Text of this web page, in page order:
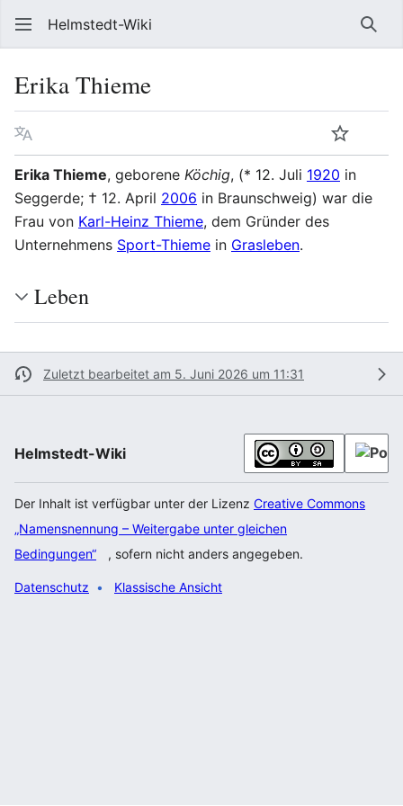
Helmstedt-Wiki
Erika Thieme
Sprache
Erika Thieme, geborene Köchig, (* 12. Juli 1920 in
Seggerde; † 12. April 2006 in Braunschweig) war die
Frau von Karl-Heinz Thieme, dem Gründer des
Unternehmens Sport-Thieme in Grasleben.
Leben
Zuletzt bearbeitet am 5. Juni 2026 um 11:31
Helmstedt-Wiki
Der Inhalt ist verfügbar unter der Lizenz Creative Commons
„Namensnennung – Weitergabe unter gleichen
Bedingungen“
, sofern nicht anders angegeben.
Datenschutz Klassische Ansicht